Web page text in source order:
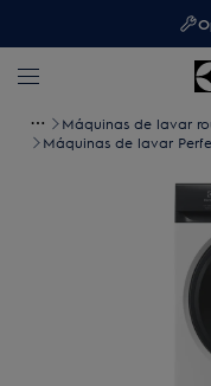
Máquinas de lavar
Máquinas de lavar